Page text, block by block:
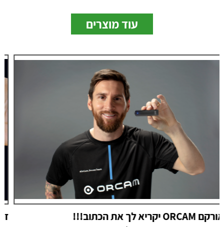
עוד מוצרים
זכוכית מגדלת ידני כרטיס easyPOCKET